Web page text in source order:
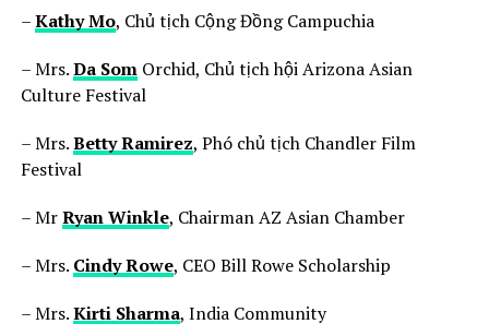
–Kathy Mo, Chủ tịch Cộng Đồng Campuchia
– Mrs.Da SomOrchid, Chủ tịch hội Arizona Asian
Culture Festival
– Mrs.Betty Ramirez, Phó chủ tịch Chandler Film
Festival
– MrRyan Winkle, Chairman AZ Asian Chamber
– Mrs. Cindy Rowe, CEO Bill Rowe Scholarship
– Mrs.Kirti Sharma, India Community